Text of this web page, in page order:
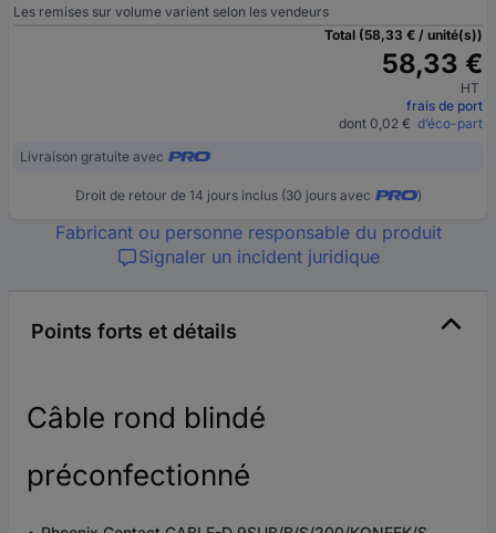
Les remises sur volume varient selon les vendeurs
Total (58,33 € / unité(s))
58,33 €
HT
frais de port
dont 0,02 € d’éco-part
Livraison gratuite avec
Droit de retour de 14 jours inclus (30 jours avec )
Fabricant ou personne responsable du produit
Signaler un incident juridique
Points forts et détails
Câble rond blindé
préconfectionné